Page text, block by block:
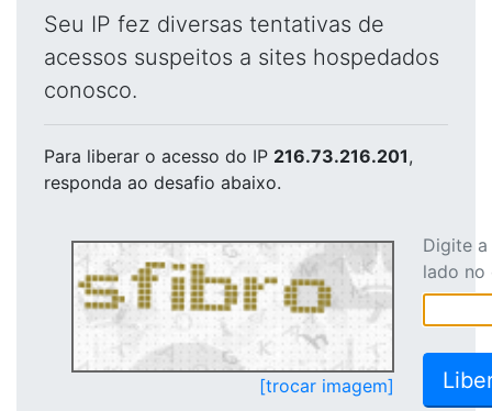
Seu IP fez diversas tentativas de
acessos suspeitos a sites hospedados
conosco.
Para liberar o acesso do IP 216.73.216.201,
responda ao desafio abaixo.
[trocar imagem]
Digite
lado no